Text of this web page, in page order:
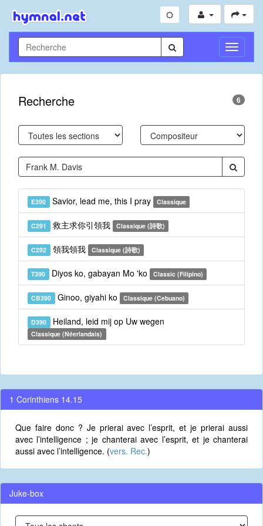
Toggle
Recherche 6
E390 Savior, lead me, this I pray Classique
C291 救主求你引領我 Classique (詩歌)
C292 領我領我 Classique (詩歌)
T390 Diyos ko, gabayan Mo 'ko Classic (Filipino)
CB390 Ginoo, giyahi ko Classique (Cebuano)
D390 Heiland, leid mij op Uw wegen
Classique (Néerlandais)
1 Corinthiens 14.15
Que faire donc ? Je prierai avec l’esprit, et je prierai aussi
avec l’intelligence ; je chanterai avec l’esprit, et je chanterai
aussi avec l’intelligence. (vers. Rec.)
Juke-box